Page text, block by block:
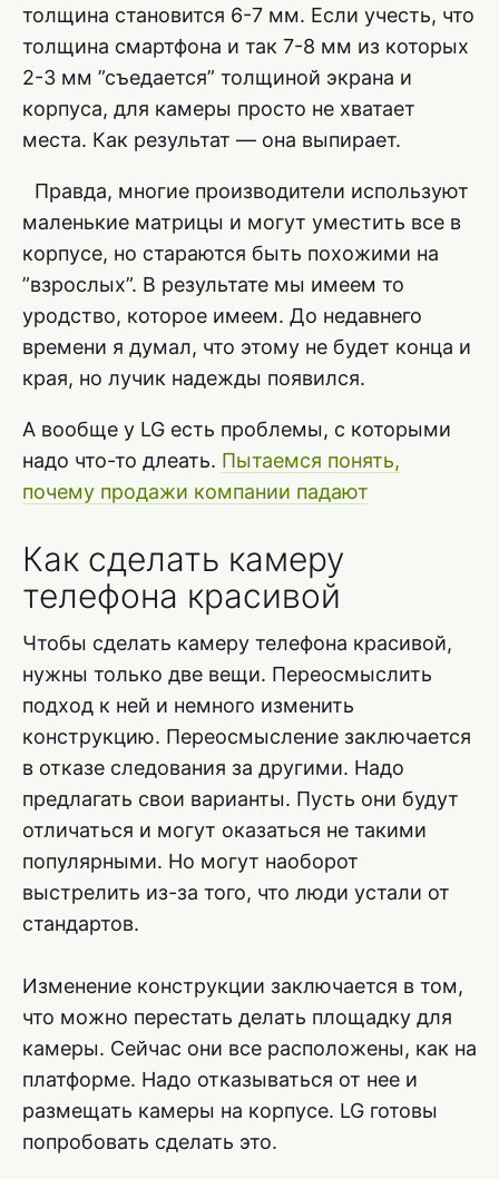
толщина становится 6-7 мм. Если учесть, что
толщина смартфона и так 7-8 мм из которых
2-3 мм ”съедается” толщиной экрана и
корпуса, для камеры просто не хватает
места. Как результат — она выпирает.
Правда, многие производители используют
маленькие матрицы и могут уместить все в
корпусе, но стараются быть похожими на
”взрослых”. В результате мы имеем то
уродство, которое имеем. До недавнего
времени я думал, что этому не будет конца и
края, но лучик надежды появился.
А вообще у LG есть проблемы, с которыми
надо что-то длеать. Пытаемся понять,
почему продажи компании падают
Как сделать камеру
телефона красивой
Чтобы сделать камеру телефона красивой,
нужны только две вещи. Переосмыслить
подход к ней и немного изменить
конструкцию. Переосмысление заключается
в отказе следования за другими. Надо
предлагать свои варианты. Пусть они будут
отличаться и могут оказаться не такими
популярными. Но могут наоборот
выстрелить из-за того, что люди устали от
стандартов.
Изменение конструкции заключается в том,
что можно перестать делать площадку для
камеры. Сейчас они все расположены, как на
платформе. Надо отказываться от нее и
размещать камеры на корпусе. LG готовы
попробовать сделать это.